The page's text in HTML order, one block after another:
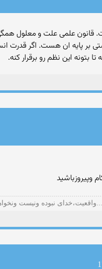
قانون علمی علت و معلول
پایه ان هست. اگر قدرت
این نظم رو برقرار کنه.
وپیروزباشید
نبوده ونیست